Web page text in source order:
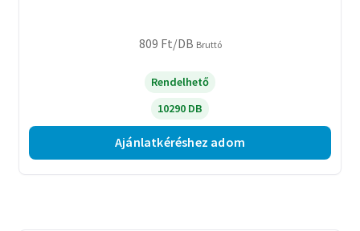
809 Ft/DB Bruttó
Rendelhető
10290 DB
Ajánlatkéréshez adom